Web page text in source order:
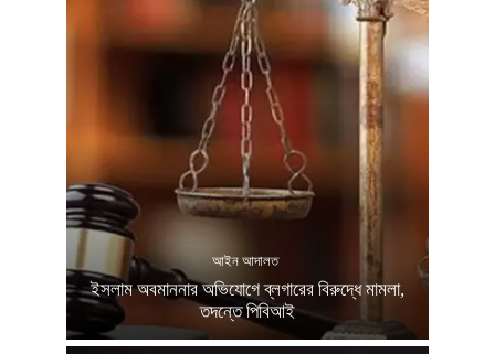
আইন আদালত
ইসলাম অবমাননার অভিযোগে ব্লগারের বিরুদ্ধে মামলা,
তদন্তে পিবিআই